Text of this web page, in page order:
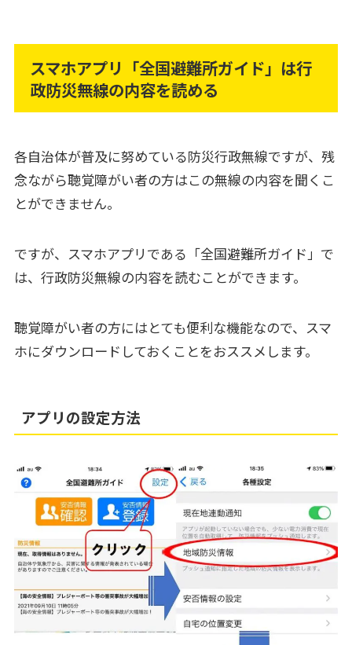
スマホアプリ「全国避難所ガイド」は行
政防災無線の内容を読める
各自治体が普及に努めている防災行政無線ですが、残
念ながら聴覚障がい者の方はこの無線の内容を聞くこ
とができません。
ですが、スマホアプリである「全国避難所ガイド」で
は、行政防災無線の内容を読むことができます。
聴覚障がい者の方にはとても便利な機能なので、スマ
ホにダウンロードしておくことをおススメします。
アプリの設定方法